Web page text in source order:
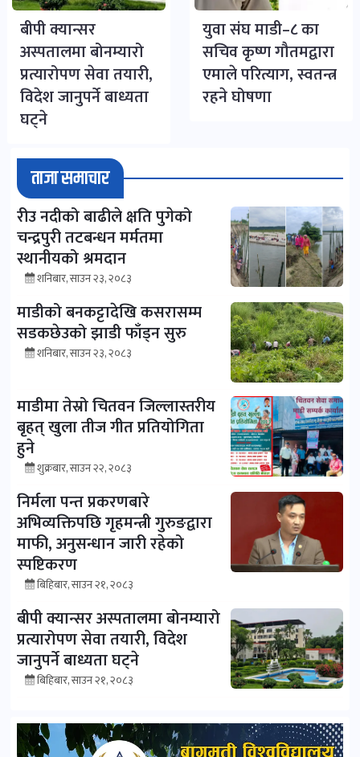
बीपी क्यान्सर
अस्पतालमा बोनम्यारो
प्रत्यारोपण सेवा तयारी,
विदेश जानुपर्ने बाध्यता
घट्ने
युवा संघ माडी–८ का
सचिव कृष्ण गौतमद्वारा
एमाले परित्याग, स्वतन्त्र
रहने घोषणा
ताजा समाचार
रीउ नदीको बाढीले क्षति पुगेको
चन्द्रपुरी तटबन्धन मर्मतमा
स्थानीयको श्रमदान
शनिबार, साउन २३, २०८३
माडीको बनकट्टादेखि कसरासम्म
सडकछेउको झाडी फाँड्न सुरु
शनिबार, साउन २३, २०८३
माडीमा तेस्रो चितवन जिल्लास्तरीय
बृहत् खुला तीज गीत प्रतियोगिता
हुने
शुक्रबार, साउन २२, २०८३
निर्मला पन्त प्रकरणबारे
अभिव्यक्तिपछि गृहमन्त्री गुरुङद्वारा
माफी, अनुसन्धान जारी रहेको
स्पष्टिकरण
बिहिबार, साउन २१, २०८३
बीपी क्यान्सर अस्पतालमा बोनम्यारो
प्रत्यारोपण सेवा तयारी, विदेश
जानुपर्ने बाध्यता घट्ने
बिहिबार, साउन २१, २०८३